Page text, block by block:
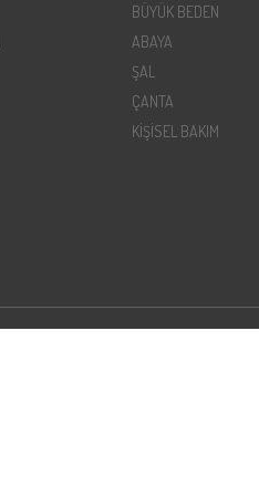
BÜYÜK BEDEN
ABAYA
ŞAL
ÇANTA
KİŞİSEL BAKIM